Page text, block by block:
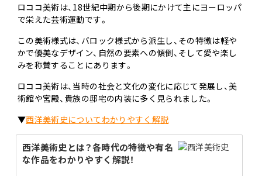
ロココ美術は、18世紀中期から後期にかけて主にヨーロッパ
で栄えた芸術運動です。
この美術様式は、バロック様式から派生し、その特徴は軽や
かで優美なデザイン、自然の要素への傾倒、そして愛や楽し
みを称賛することにあります。
ロココ美術は、当時の社会と文化の変化に応じて発展し、美
術館や宮殿、貴族の邸宅の内装に多く見られました。
▼西洋美術史についてわかりやすく解説
西洋美術史とは？各時代の特徴や有名
な作品をわかりやすく解説！